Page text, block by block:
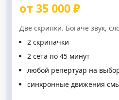
от 35 000 ₽
Две скрипки. Богаче звук,
2 скрипачки
2 сета по 45 минут
любой репертуар на
синхронные движения